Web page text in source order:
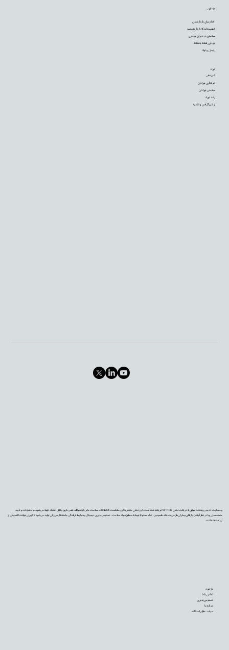
وب‌سایت «دیجی‌پزشک» موفق به دریافت نشان PIF TICK بریتانیا شده است. این نشان معتبر به این معناست که اطلاعات سلامت ما بر پایه شواهد علمی به‌روز و قابل اعتماد تهیه می‌شوند، با مشارکت و تأیید
متخصصان و با در نظر گرفتن نیازهای بیماران طراحی شده‌اند. همچنین، تمام محتوا با توجه به سطح سواد سلامت، دسترس‌پذیری دیجیتال و شرایط فرهنگی جامعه فارسی‌زبان تولید می‌شود تا کاربران بتوانند با اطمینان از
آن استفاده کنند.
بازخورد
تماس با ما
دسترس‌پذیری
درباره ما
سیاست‌های استفاده
نوزاد
شیردهی
غربالگری نوزادان
سلامتی نوزادان
رشد نوزاد
از شیر گرفتن و تغذیه
بارداری
اقدام برای باردار شدن
فهمیده‌اید که باردار هستید
سلامتی در دوران بارداری
بارداری هفته به هفته
زایمان و تولد